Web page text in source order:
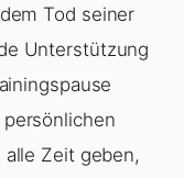
Tod seiner
Unterstützung
Zeit geben,